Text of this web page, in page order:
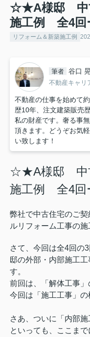
☆★A様邸 中
施工例 全4
リフォーム＆新築施工例
筆者 谷口
不動産キャリ
不動産の仕事を始めて
歴10年、注文建築販売
私の財産です。奢る事
頂きます。どうぞお気
い致します！
☆★A様邸 中
施工例 全4
弊社で中古住宅のご
ルリフォーム工事の施
さて、今回は全4回の
邸の外部・内部施工
す。
前回は、
「解体工事」
今回は「施工工事」の
さあ、ついに「内部施
といっても、ここま